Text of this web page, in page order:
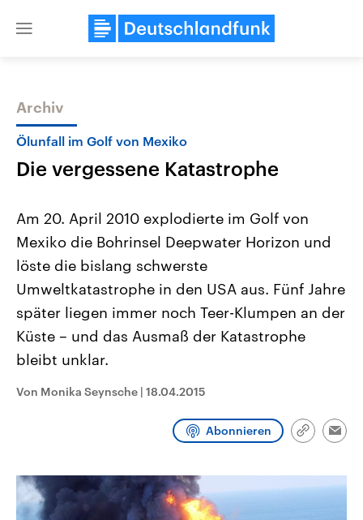
Close
Themen
Landtagswahl Sachsen-Anhalt
2026
Alle Informationen
Sachsen-Anhalt wählt am 6.
September 2026 einen neuen
Bundesland von einer Koalition aus
Umfragen, Prognosen,
Wahlprogramme, aktuelle Berichte
und Kandidaten der anstehenden
USA
Aktuelle Beiträge,
Hintergründe
Wirtschaftlich und
gehören die Vereinigten
den mächtigsten Ländern
Archiv
Ölunfall im Golf von Mexiko
Die vergessene Katastrophe
Am 20. April 2010 explodierte im Golf von
Mexiko die Bohrinsel Deepwater Horizon und
löste die bislang schwerste
Umweltkatastrophe in den USA aus. Fünf Jahre
später liegen immer noch Teer-Klumpen an der
Küste – und das Ausmaß der Katastrophe
bleibt unklar.
Von Monika Seynsche | 18.04.2015
Abonnieren
Link